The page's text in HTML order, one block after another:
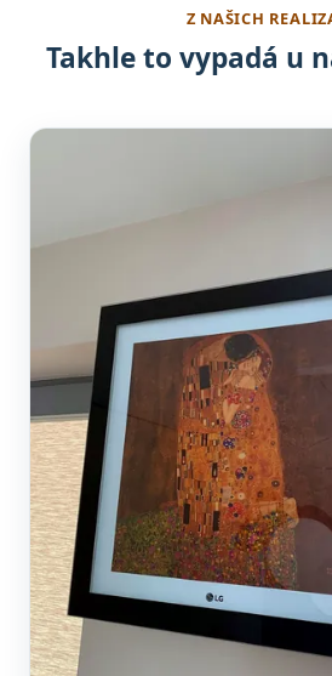
Z NAŠICH
Takhle to vypadá u